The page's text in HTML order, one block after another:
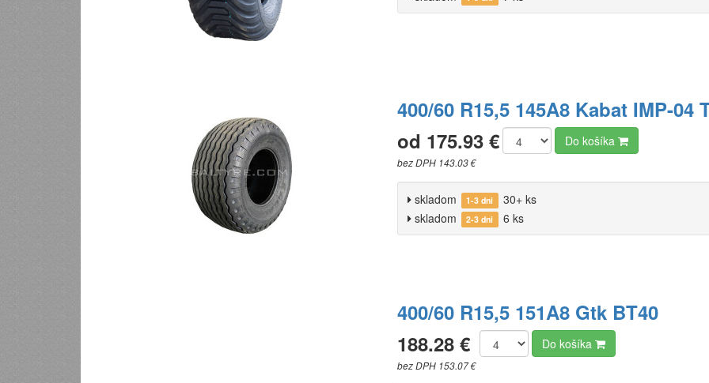
400/60 R15,5 145A8 Kabat IMP-04
od 175.93 €
bez DPH 143.03 €
Do košíka
skladom 1-3 dni
30+ ks
skladom
2-3 dni 6 ks
400/60 R15,5 151A8 Gtk BT40
188.28 €
bez DPH 153.07 €
Do košíka